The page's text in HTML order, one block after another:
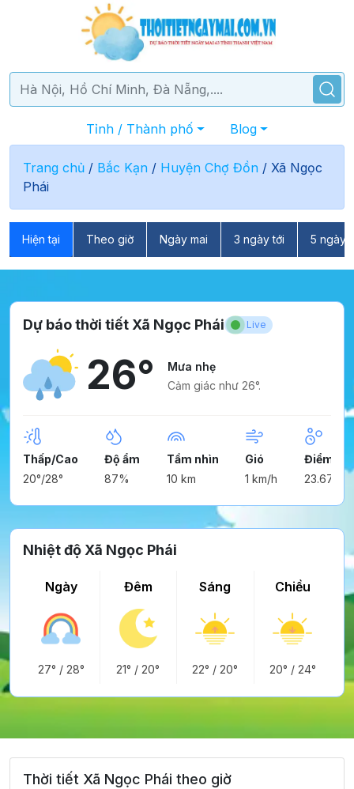
Tỉnh / Thành phố Blog
Trang chủ / Bắc Kạn / Huyện Chợ Đồn / Xã Ngọc
Phái
Hiện tại Theo giờ Ngày mai 3 ngày tới 5 ngày
Dự báo thời tiết Xã Ngọc Phái Live
26°
Mưa nhẹ
Cảm giác như 26°.
Thấp/Cao
20°/28°
Độ ẩm
87%
Tầm nhìn
10 km
Gió
1 km/h
Điểm
23.67°
Nhiệt độ Xã Ngọc Phái
Ngày
27° / 28°
Đêm
21° /20°
Sáng
22° /20°
Chiều
20° / 24°
Thời tiết Xã Ngọc Phái theo giờ